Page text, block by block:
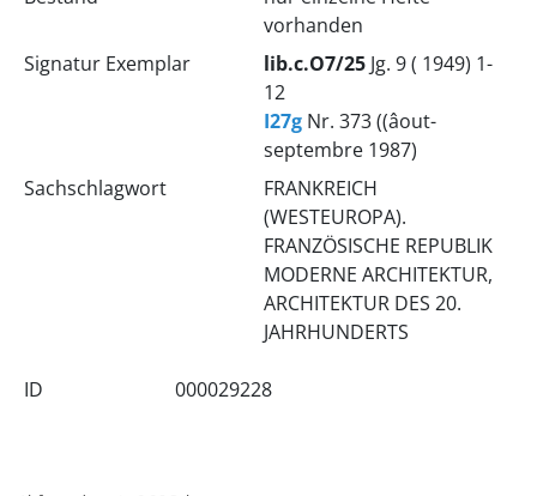
vorhanden
Signatur Exemplar
lib.c.O7/25 Jg. 9 ( 1949) 1-
12
I27g Nr. 373 ((âout-
septembre 1987)
Sachschlagwort
FRANKREICH
(WESTEUROPA).
FRANZÖSISCHE REPUBLIK
MODERNE ARCHITEKTUR,
ARCHITEKTUR DES 20.
JAHRHUNDERTS
ID 000029228